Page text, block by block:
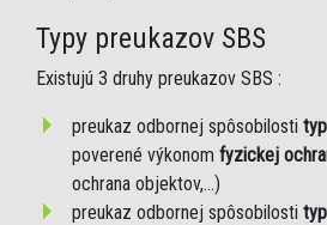
Typy preukazov SBS
Existujú 3 druhy preukazov SBS :
preukaz odbornej spôsobilosti
poverené výkonom fyzickej
ochrana objektov,...)
preukaz odbornej spôsobilosti